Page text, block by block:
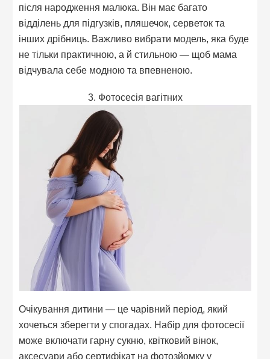
після народження малюка. Він має багато
відділень для підгузків, пляшечок, серветок та
інших дрібниць. Важливо вибрати модель, яка буде
не тільки практичною, а й стильною — щоб мама
відчувала себе модною та впевненою.
3. Фотосесія вагітних
Очікування дитини — це чарівний період, який
хочеться зберегти у спогадах. Набір для фотосесії
може включати гарну сукню, квітковий вінок,
аксесуари або сертифікат на фотозйомку у